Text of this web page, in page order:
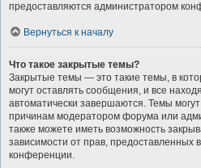
предоставляются администратором
Вернуться к началу
Что такое закрытые темы?
Закрытые темы — это такие темы, в
могут оставлять сообщения, и все
автоматически завершаются. Темы
причинам модератором форума или
также можете иметь возможность
зависимости от прав, предоставленных
конференции.